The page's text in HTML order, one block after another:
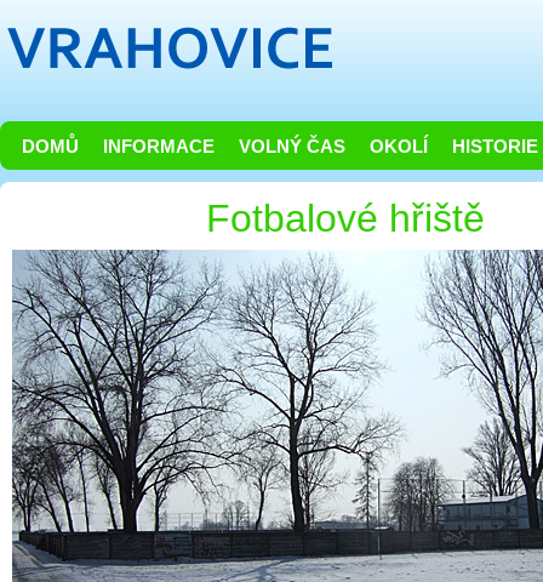
DOMŮ INFORMACE VOLNÝ ČAS OKOLÍ HISTORIE
Fotbalové hřiště